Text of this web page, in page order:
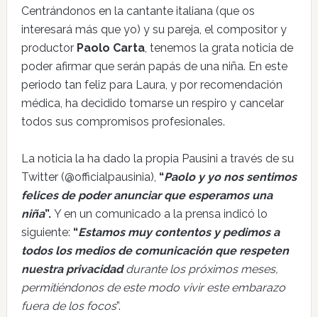
Centrándonos en la cantante italiana (que os
interesará más que yo) y su pareja, el compositor y
productor Paolo Carta, tenemos la grata noticia de
poder afirmar que serán papás de una niña. En este
periodo tan feliz para Laura, y por recomendación
médica, ha decidido tomarse un respiro y cancelar
todos sus compromisos profesionales.
La noticia la ha dado la propia Pausini a través de su
Twitter (@officialpausinia), “Paolo y yo nos sentimos
felices de poder anunciar que esperamos una
niña”. Y en un comunicado a la prensa indicó lo
siguiente: “Estamos muy contentos y pedimos a
todos los medios de comunicación que respeten
nuestra privacidaddurante los próximos meses,
permitiéndonos de este modo vivir este embarazo
fuera de los focos”.